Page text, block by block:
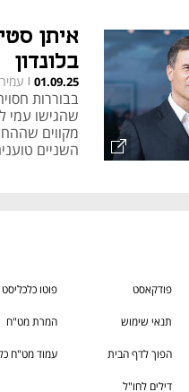
איתן
בלונדון
01.09.25
|
מקווים
השניים
פודקאסט פוטו כלכליסט
תנאי שימוש המרת מט"ח
הפוך לדף הבית עמוד מט"ח
דילים לחו"ל